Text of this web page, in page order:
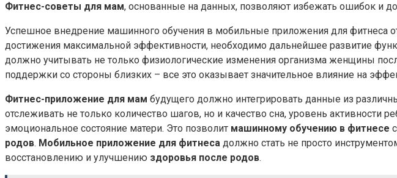
Фитнес-советы для мам, основанные на данных, позволяют избежать ошибок и
Успешное внедрение машинного обучения в мобильные приложения для фитнеса
достижения максимальной эффективности, необходимо дальнейшее развитие
должно учитывать не только физиологические изменения организма женщины
поддержки со стороны близких – все это оказывает значительное влияние на
Фитнес-приложение для мам будущего должно интегрировать данные из
отслеживать не только количество шагов, но и качество сна, уровень
эмоциональное состояние матери. Это позволит машинному обучению в фитнесе
родов. Мобильное приложение для фитнеса должно стать не просто
восстановлению и улучшению здоровья после родов.